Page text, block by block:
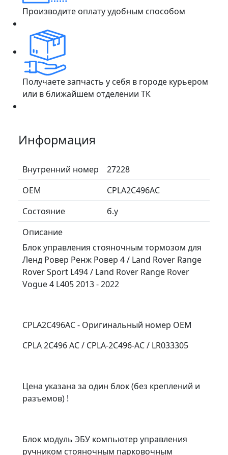
Производите оплату удобным способом
Получаете запчасть у себя в городе курьером
или в ближайшем отделении ТК
Информация
Внутренний номер
27228
ОЕМ
CPLA2C496AC
Состояние
б.у
Описание
Блок управления стояночным тормозом для
Ленд Ровер Ренж Ровер 4 / Land Rover Range
Rover Sport L494 / Land Rover Range Rover
Vogue 4 L405 2013 - 2022
CPLA2C496AC - Оригинальный номер OEM
CPLA 2C496 AC / CPLA-2C496-AC / LR033305
Цена указана за один блок (без креплений и
разъемов) !
Блок модуль ЭБУ компьютер управления
ручником стояночным парковочным